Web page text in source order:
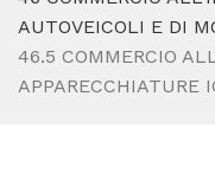
CODICE FISCALE
AUTOVEICOLI E DI
46.5 COMMERCIO
APPARECCHIATURE